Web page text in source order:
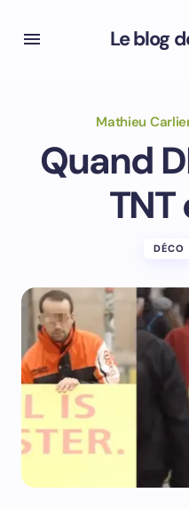
Le blog
Mathieu
Quand
TNT
DÉCO